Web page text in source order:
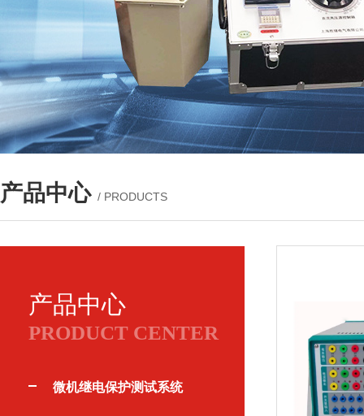
产品中心 / PRODUCTS
产品中心
PRODUCT CENTER
微机继电保护测试系统